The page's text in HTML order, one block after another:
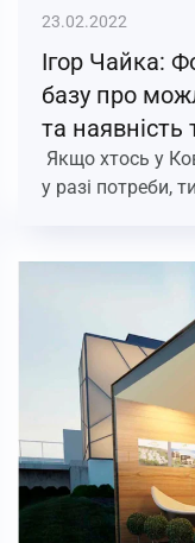
23.02.2022
Ігор Чайка:
базу про
та наявність
Якщо хтось у
у разі потреби,